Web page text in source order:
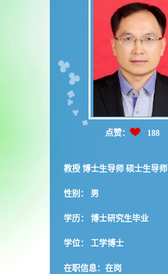
点赞： 188
教授 博士生导师 硕士生导师
性别： 男
学历： 博士研究生毕业
学位： 工学博士
在职信息：在岗